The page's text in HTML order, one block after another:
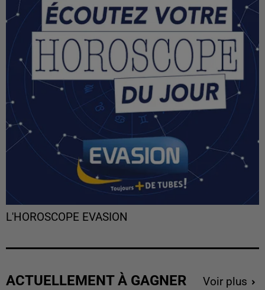
L'HOROSCOPE EVASION
ACTUELLEMENT À GAGNER Voir plus